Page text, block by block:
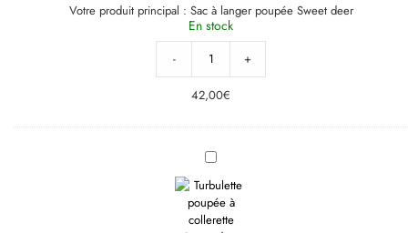
Votre produit principal : Sac à langer poupée Sweet deer
En stock
- +
42,00€
Turbulette
poupée
à
collerette
Sweet
deer